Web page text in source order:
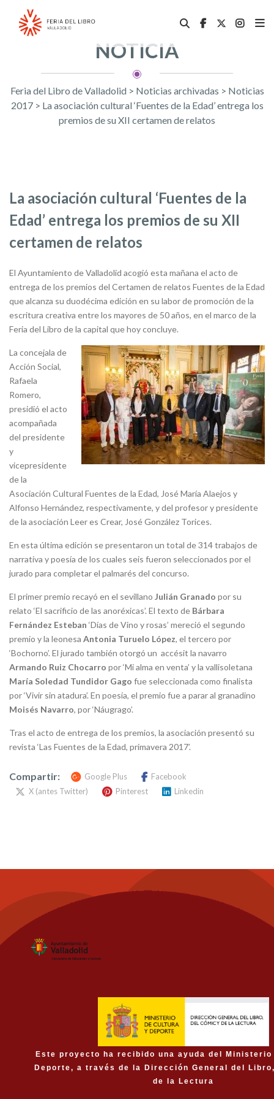
NOTICIA
Feria del Libro de Valladolid > Noticias archivadas > Noticias
2017> La asociación cultural ‘Fuentes de la Edad’ entrega los
premios de su XII certamen de relatos
La asociación cultural ‘Fuentes de la
Edad’ entrega los premios de su XII
certamen de relatos
El Ayuntamiento de Valladolid acogió esta mañana el acto de
entrega de los premios del Certamen de relatos Fuentes de la Edad
que alcanza su duodécima edición en su labor de promoción de la
escritura creativa entre los mayores de 50 años, en el marco de la
Feria del Libro de la capital que hoy concluye.
La concejala de
Acción Social,
Rafaela
Romero,
presidió el acto
acompañada
del presidente
y
vicepresidente
de la
Asociación Cultural Fuentes de la Edad, José María Alaejos y
Alfonso Hernández, respectivamente, y del profesor y presidente
de la asociación Leer es Crear, José González Torices.
En esta última edición se presentaron un total de 314 trabajos de
narrativa y poesía de los cuales seis fueron seleccionados por el
jurado para completar el palmarés del concurso.
El primer premio recayó en el sevillano Julián Granado por su
relato ‘El sacrificio de las anoréxicas’. El texto de Bárbara
Fernández Esteban ‘Días de Vino y rosas’ mereció el segundo
premio y la leonesa Antonia Turuelo López, el tercero por
‘Bochorno’. El jurado también otorgó un accésit la navarro
Armando Ruiz Chocarro por ‘Mi alma en venta’ y la vallisoletana
María Soledad Tundidor Gago fue seleccionada como finalista
por ‘Vivir sin atadura’. En poesía, el premio fue a parar al granadino
Moisés Navarro, por ‘Náugrago’.
Tras el acto de entrega de los premios, la asociación presentó su
revista ‘Las Fuentes de la Edad, primavera 2017’.
Compartir: Google Plus
Facebook
X (antes Twitter)
Pinterest Linkedin
Este proyecto ha recibido una ayuda del
Deporte, a través de la Dirección General del
de la Lectura